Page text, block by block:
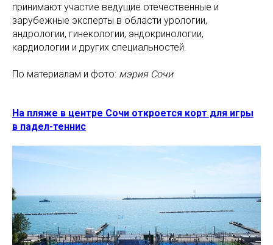
принимают участие ведущие отечественные и
зарубежные эксперты в области урологии,
андрологии, гинекологии, эндокринологии,
кардиологии и других специальностей.
По материалам и фото: мэрия Сочи
На пляже в центре Сочи откроется корт для игры
в падел-теннис